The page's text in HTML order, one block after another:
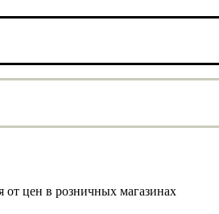
от цен в розничных магазинах